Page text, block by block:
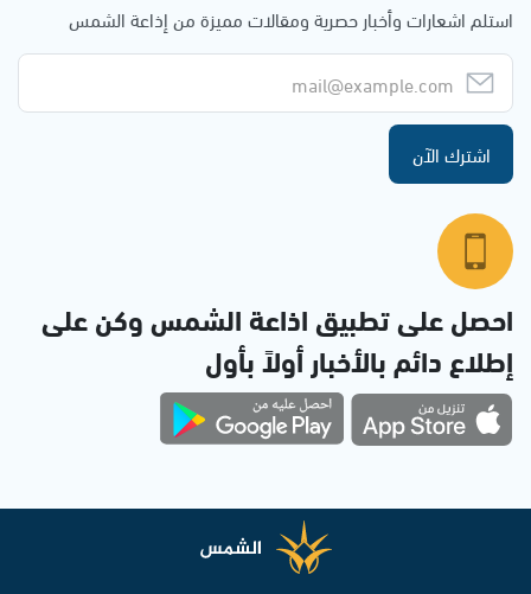
استلم اشعارات وأخبار حصرية ومقالات مميزة من إذاعة الشمس
اشترك الآن
احصل على تطبيق اذاعة الشمس وكن على
إطلاع دائم بالأخبار أولاً بأول